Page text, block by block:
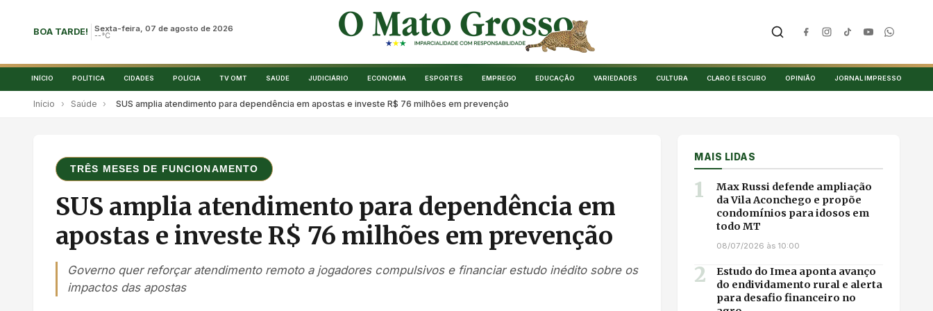
BOA TARDE! Sexta-feira, 07 de agosto de 2026
--°C
INÍCIO POLÍTICA CIDADES POLÍCIA TV OMT SAÚDE JUDICIÁRIO ECONOMIA ESPORTES EMPREGO EDUCAÇÃO VARIEDADES CULTURA CLARO E ESCURO OPINIÃO JORNAL IMPRESSO
Início › Saúde › SUS amplia atendimento para dependência em apostas e investe R$ 76 milhões em prevenção
TRÊS MESES DE FUNCIONAMENTO
SUS amplia atendimento para dependência em
apostas e investe R$ 76 milhões em prevenção
Governo quer reforçar atendimento remoto a jogadores compulsivos e financiar estudo inédito sobre os
impactos das apostas
MAIS LIDAS
1
Max Russi defende ampliação
da Vila Aconchego e propõe
condomínios para idosos em
todo MT
08/07/2026 às 10:00
2
Estudo do Imea aponta avanço
do endividamento rural e alerta
para desafio financeiro no